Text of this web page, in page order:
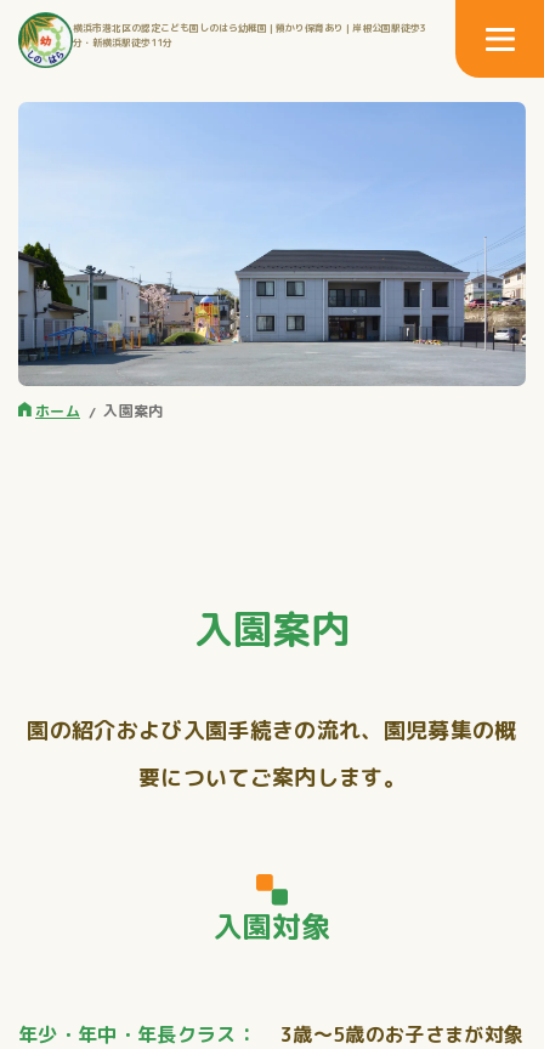
横浜市港北区の認定こども園しのはら幼稚園 | 預かり保育あり | 岸根公園駅徒歩3
分・新横浜駅徒歩11分
ホーム 入園案内
入園案内
園の紹介および入園手続きの流れ、園児募集の概
要についてご案内します。
入園対象
年少・年中・年長クラス：
3歳～5歳のお子さまが対象